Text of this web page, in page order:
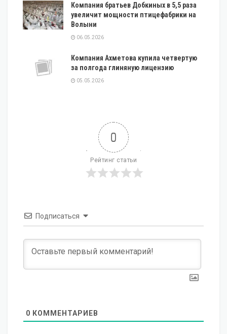
Компания братьев Добкиных в 5,5 раза
увеличит мощности птицефабрики на
Волыни
06.05.2026
Компания Ахметова купила четвертую
за полгода глиняную лицензию
05.05.2026
0
Рейтинг статьи
Подписаться
0 КОММЕНТАРИЕВ